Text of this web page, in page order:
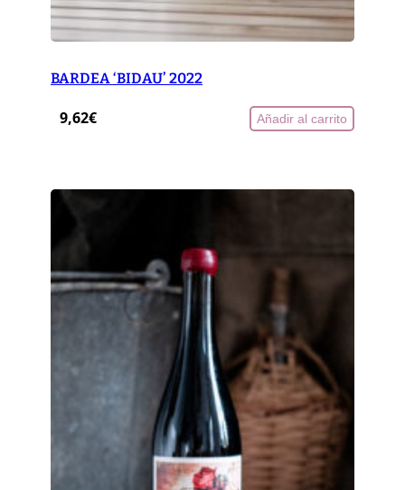
BARDEA ‘BIDAU’ 2022
9,62€ Añadir al carrito